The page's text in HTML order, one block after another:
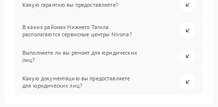
Какую гарантию вы предоставляете?
В каких районах Нижнего Тагила
располагаются сервисные центры Nivona?
Выполняете ли вы ремонт для юридических
лиц?
Какую документацию вы предоставляете
для юридических лиц?